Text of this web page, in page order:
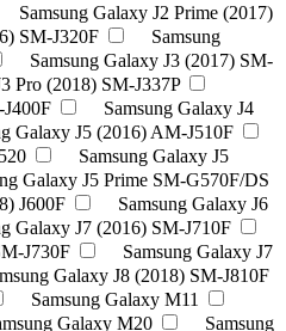
Samsung Galaxy J2 Prime (2017)
SM-J320F
Samsung
Samsung Galaxy J3 (2017) SM-
Pro (2018) SM-J337P
J400F
Samsung Galaxy J4
Galaxy J5 (2016) AM-J510F
Samsung Galaxy J5
Galaxy J5 Prime SM-G570F/DS
J600F
Samsung Galaxy J6
Galaxy J7 (2016) SM-J710F
J730F
Samsung Galaxy J7
Galaxy J8 (2018) SM-J810F
Samsung Galaxy M11
Galaxy M20
Samsung